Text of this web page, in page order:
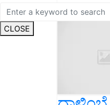
CLOSE